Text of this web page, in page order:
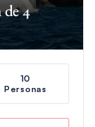
4
10
Personas